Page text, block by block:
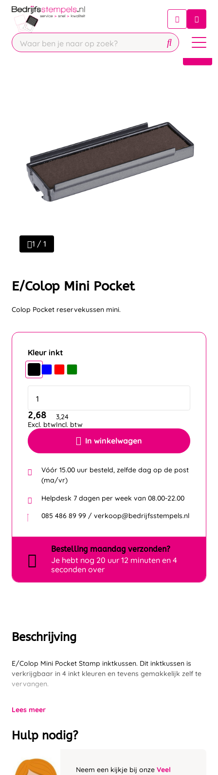
Chatbot
Chat 24/7 met onze chatbot voor
Contact
Beschrijving
E/Colop Mini Pocket Stamp inktkussen. Dit inktkussen is
verkrijgbaar in 4 inkt kleuren en tevens gemakkelijk zelf te
vervangen.
Lees meer
Hulp nodig?
Neem een kijkje bij onze Veel
1 / 1
E/Colop Mini Pocket
Colop Pocket reservekussen mini.
Kleur inkt
In winkelwagen
2,68
Excl. btw
3,24
Incl. btw
Vóór 15.00 uur besteld, zelfde dag op de post
(ma/vr)
Helpdesk 7 dagen per week van 08.00-22.00
085 486 89 99 / verkoop@bedrijfsstempels.nl
Bestelling maandag verzonden?
Je hebt nog 20 uur 12 minuten en 4
seconden over